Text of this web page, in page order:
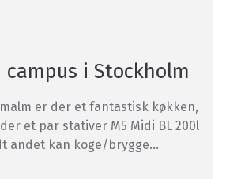
i Stockholm
er der et fantastisk køkken,
et par stativer M5 Midi BL 200l
andet kan koge/brygge...